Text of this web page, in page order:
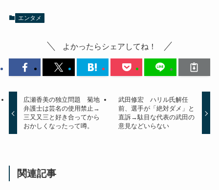
エンタメ
よかったらシェアしてね！
広瀬香美の独立問題 菊地
弁護士は芸名の使用禁止→
三又又三と好き合ってから
おかしくなったって噂。
武田修宏 ハリル氏解任
前、選手が「絶対ダメ」と
直訴→駄目な代表の武田の
意見などいらない
関連記事